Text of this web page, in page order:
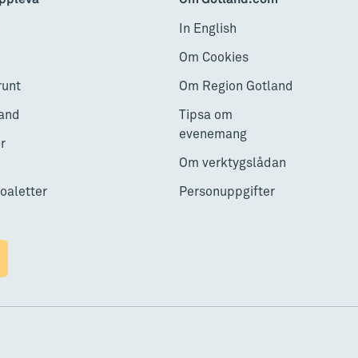
In English
Om Cookies
Om Region Gotland
Tipsa om
evenemang
Om verktygslådan
Personuppgifter